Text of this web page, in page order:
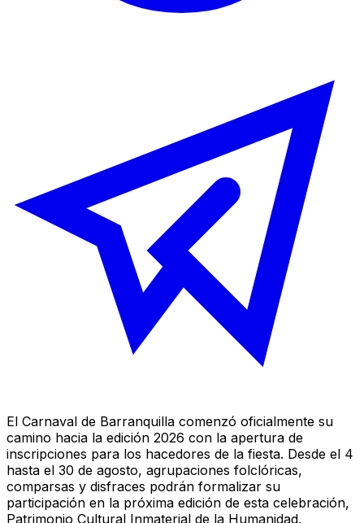
El Carnaval de Barranquilla comenzó oficialmente su
camino hacia la edición 2026 con la apertura de
inscripciones para los hacedores de la fiesta. Desde el 4
hasta el 30 de agosto, agrupaciones folclóricas,
comparsas y disfraces podrán formalizar su
participación en la próxima edición de esta celebración,
Patrimonio Cultural Inmaterial de la Humanidad.